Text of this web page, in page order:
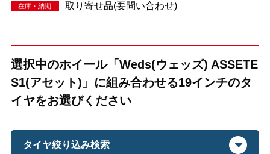
在庫・納期 取り寄せ品(要問い合わせ)
選択中のホイール「Weds(ウェッズ) ASSETE
S1(アセット)」に組み合わせる19インチのタ
イヤをお選びください
タイヤ絞り込み検索